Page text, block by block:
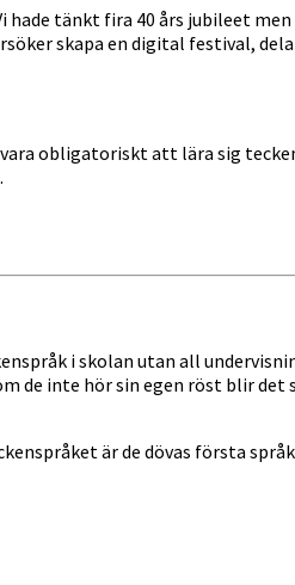
tänkt fira 40 års jubileet men
skapa en digital festival,
obligatoriskt att lära sig
i skolan utan all
de inte hör sin egen röst blir
är de dövas första